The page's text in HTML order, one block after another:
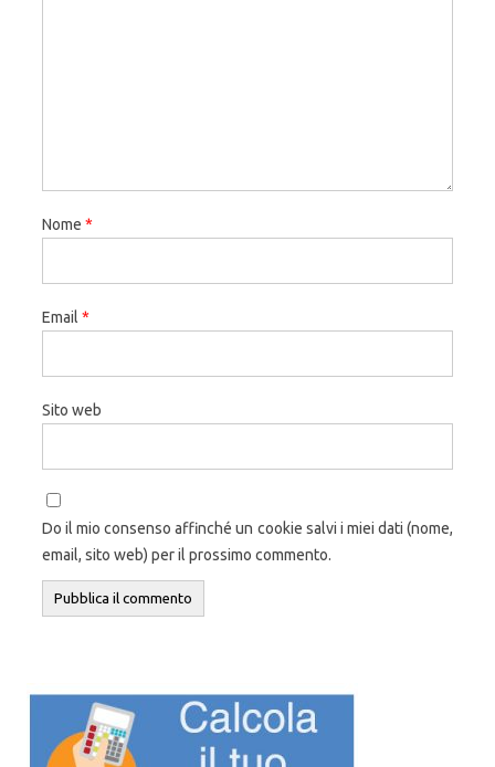
Nome *
Email *
Sito web
Do il mio consenso affinché un cookie salvi i miei dati (nome,
email, sito web) per il prossimo commento.